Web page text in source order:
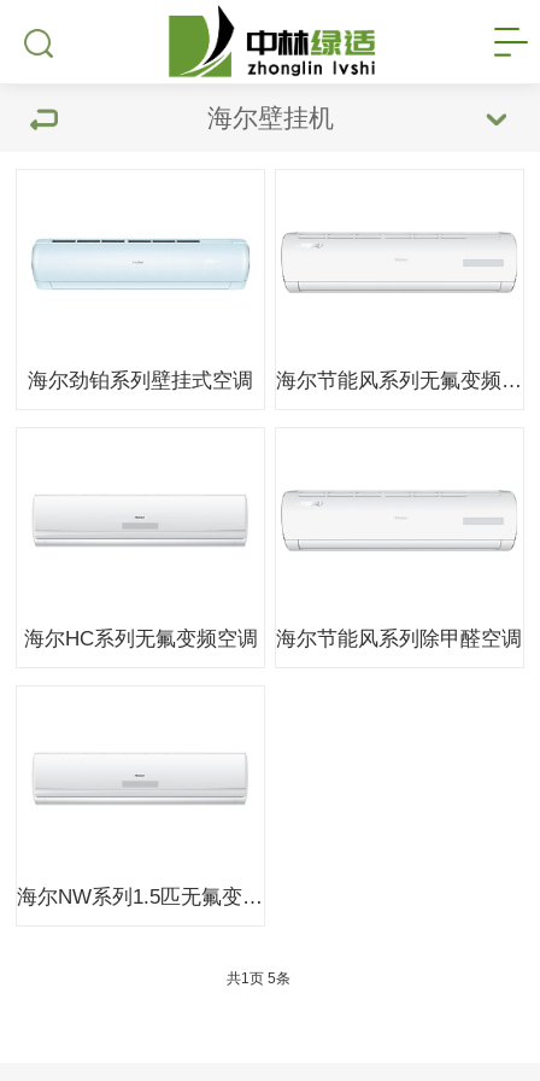
海尔壁挂机
海尔劲铂系列壁挂式空调 海尔节能风系列无氟变频壁挂式空调
海尔HC系列无氟变频空调 海尔节能风系列除甲醛空调
海尔NW系列1.5匹无氟变频壁挂式空调
共1页 5条